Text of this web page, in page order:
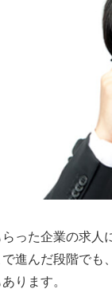
った企業の求
進んだ段階でも
ります。